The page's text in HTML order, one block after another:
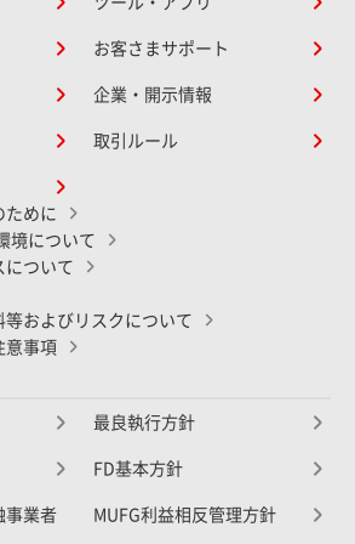
お客さまサポート
企業・開示情報
取引ルール
ために
境について
について
等およびリスクについて
意事項
最良執行方針
FD基本方針
事業者
MUFG利益相反管理方針